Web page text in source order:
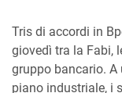
Tris di accordi in
giovedì tra la Fabi,
gruppo bancario. A
piano industriale, i